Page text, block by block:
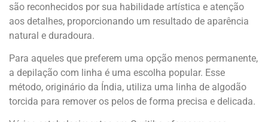
são reconhecidos por sua habilidade artística e atenção
aos detalhes, proporcionando um resultado de aparência
natural e duradoura.
Para aqueles que preferem uma opção menos permanente,
a depilação com linha é uma escolha popular. Esse
método, originário da Índia, utiliza uma linha de algodão
torcida para remover os pelos de forma precisa e delicada.